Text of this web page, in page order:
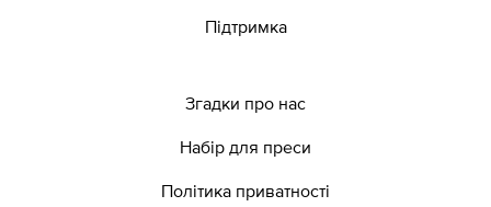
Підтримка
Згадки про нас
Набір для преси
Політика приватності